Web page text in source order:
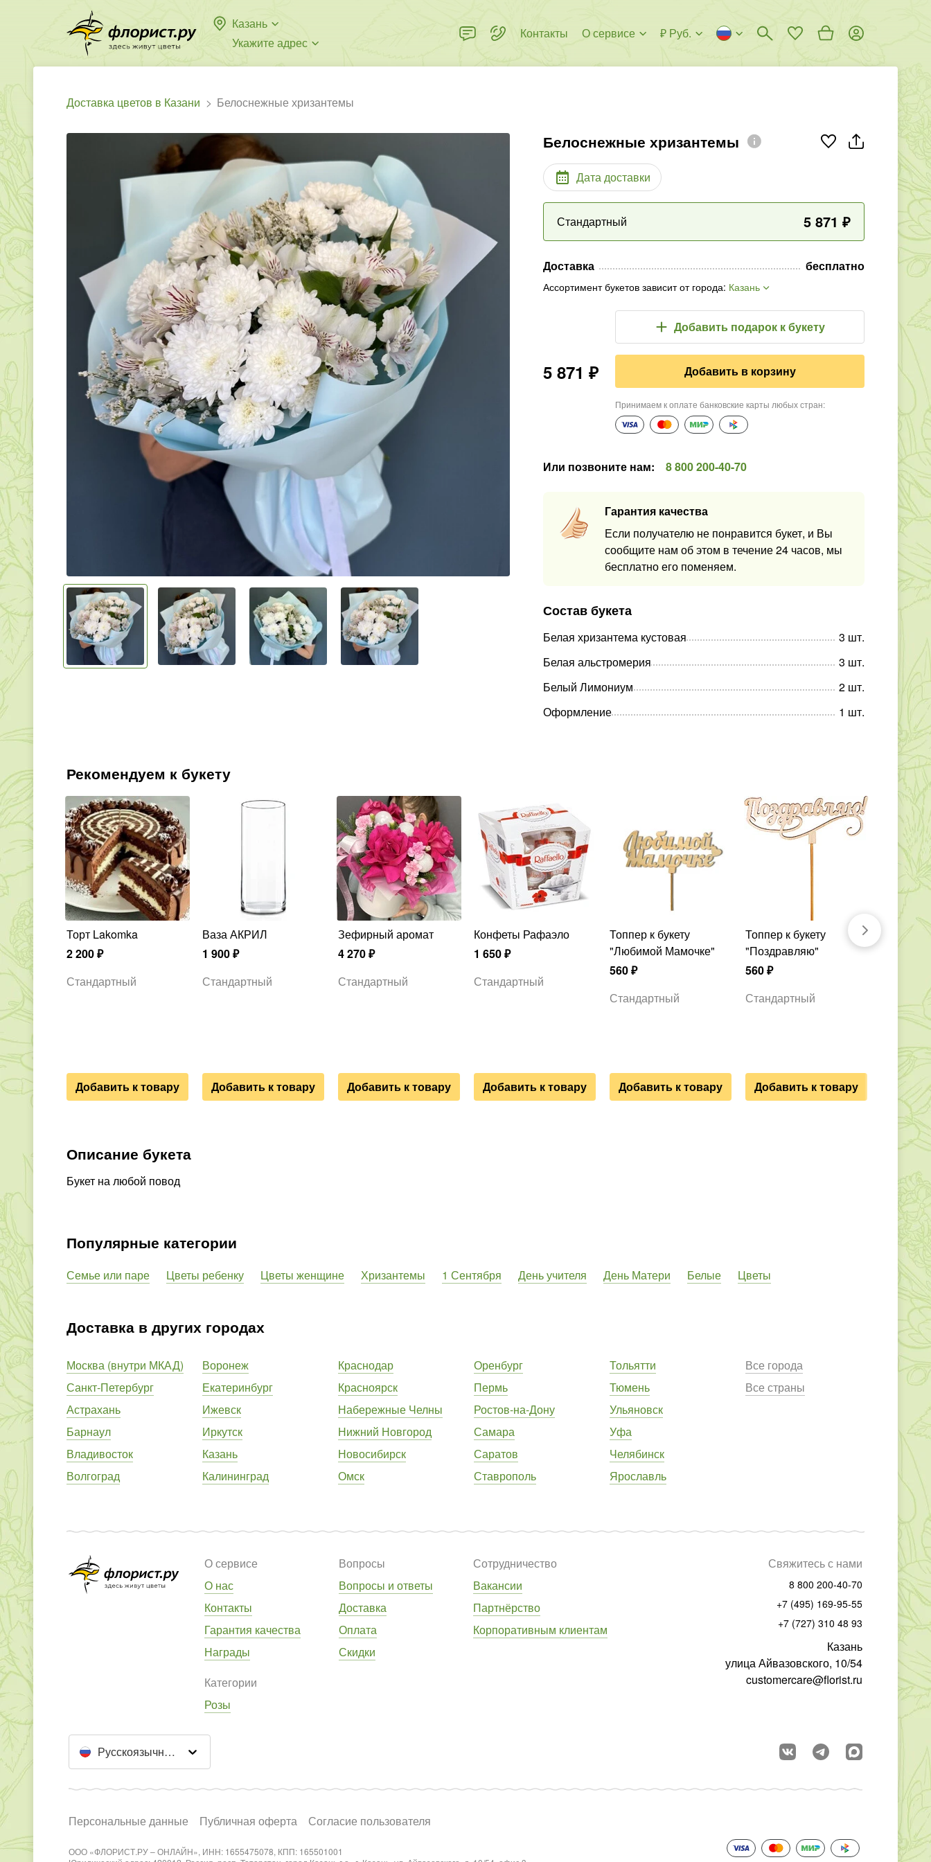
Казань
Укажите адрес
Контакты О сервисе ₽ Руб.
Доставка цветов в Казани Белоснежные хризантемы
Белоснежные хризантемы
Дата доставки
Стандартный 5 871 ₽
Доставка бесплатно
Ассортимент букетов зависит от города: Казань
5 871 ₽
Добавить подарок к букету
Добавить в корзину
Принимаем к оплате банковские карты любых стран:
Или позвоните нам: 8 800 200-40-70
Гарантия качества
Если получателю не понравится букет, и Вы
сообщите нам об этом в течение 24 часов, мы
бесплатно его поменяем.
Состав букета
Белая хризантема кустовая 3 шт.
Белая альстромерия
3 шт.
Белый Лимониум
2 шт.
Оформление
1 шт.
Рекомендуем к букету
Торт Lakomka
2 200₽
Стандартный
Добавить к товару
Ваза АКРИЛ
1 900₽
Стандартный
Добавить к товару
Зефирный аромат
4 270₽
Стандартный
Добавить к товару
Конфеты Рафаэло
1 650₽
Стандартный
Добавить к товару
Топпер к букету
"Любимой Мамочке"
560₽
Стандартный
Добавить к товару
Топпер к букету
"Поздравляю"
560₽
Стандартный
Добавить к товару
Мягкая
Описание букета
Букет на любой повод
Популярные категории
Семье или паре Цветы ребенку Цветы женщине Хризантемы 1 Сентября День учителя День Матери Белые Цветы
Доставка в других городах
Москва (внутри МКАД)
Санкт-Петербург
Астрахань
Барнаул
Владивосток
Волгоград
Воронеж
Екатеринбург
Ижевск
Иркутск
Казань
Калининград
Краснодар
Красноярск
Набережные Челны
Нижний Новгород
Новосибирск
Омск
Оренбург
Пермь
Ростов-на-Дону
Самара
Саратов
Ставрополь
Тольятти
Тюмень
Ульяновск
Уфа
Челябинск
Ярославль
Все города
Все страны
О сервисе
О нас
Контакты
Гарантия качества
Награды
Вопросы
Вопросы и ответы
Доставка
Оплата
Скидки
Сотрудничество
Вакансии
Партнёрство
Корпоративным клиентам
Категории
Розы
Свяжитесь с нами
8 800 200-40-70
+7 (495) 169-95-55
+7 (727) 310 48 93
Казань
улица Айвазовского, 10/54
customercare@florist.ru
Русскоязычный сайт
Персональные данные Публичная оферта Согласие пользователя
ООО «ФЛОРИСТ.РУ – ОНЛАЙН», ИНН: 1655475078, КПП: 165501001